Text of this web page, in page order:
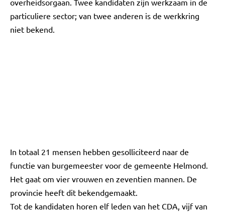
overheidsorgaan. Twee kandidaten zijn werkzaam in de
particuliere sector; van twee anderen is de werkkring
niet bekend.
In totaal 21 mensen hebben gesolliciteerd naar de
functie van burgemeester voor de gemeente Helmond.
Het gaat om vier vrouwen en zeventien mannen. De
provincie heeft dit bekendgemaakt.
Tot de kandidaten horen elf leden van het CDA, vijf van